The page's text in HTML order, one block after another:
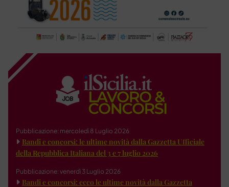
Pubblicazione: mercoledì 8 Luglio 2026
Bandi e concorsi: le ultime novità dalla Gazzetta Ufficiale
della Repubblica Italiana del 3 e 7 luglio 2026
Pubblicazione: venerdì 3 Luglio 2026
Bandi e concorsi: ecco le ultime novità dalla Gazzetta